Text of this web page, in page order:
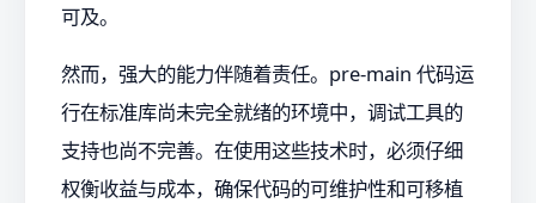
可及。
然而，强大的能力伴随着责任。pre-main 代码运
行在标准库尚未完全就绪的环境中，调试工具的
支持也尚不完善。在使用这些技术时，必须仔细
权衡收益与成本，确保代码的可维护性和可移植